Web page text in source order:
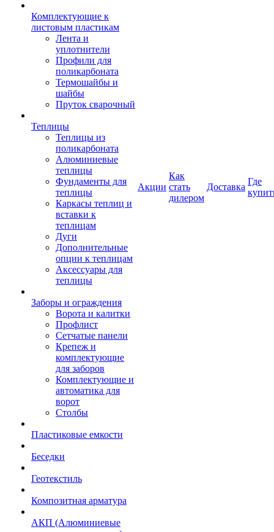
Комплектующие к
листовым пластикам
Лента и
уплотнители
Профили для
поликарбоната
Термошайбы и
шайбы
Пруток сварочный
Теплицы
Теплицы из
поликарбоната
Алюминиевые
теплицы
Фундаменты для
теплицы
Каркасы теплиц и
вставки к
теплицам
Дуги
Дополнительные
опции к теплицам
Аксессуары для
теплицы
Заборы и ограждения
Ворота и калитки
Профлист
Сетчатые панели
Крепеж и
комплектующие
для заборов
Комплектующие и
автоматика для
ворот
Столбы
Пластиковые емкости
Беседки
Геотекстиль
Композитная арматура
АКП (Алюминиевые
Акции
Как
стать
дилером
Доставка
Где